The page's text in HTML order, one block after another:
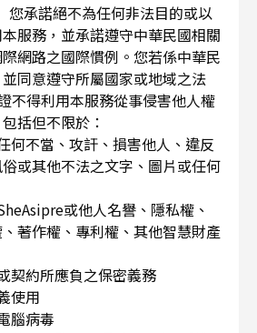
承諾絕不為任何非法目的或以
服務，並承諾遵守中華民國相關
網路之國際慣例。您若係中華民
同意遵守所屬國家或地域之法
不得利用本服務從事侵害他人權
括但不限於：
何不當、攻訐、損害他人、違反
或其他不法之文字、圖片或任何
或他人名譽、隱私權、
著作權、專利權、其他智慧財產
契約所應負之保密義務
使用
腦病毒